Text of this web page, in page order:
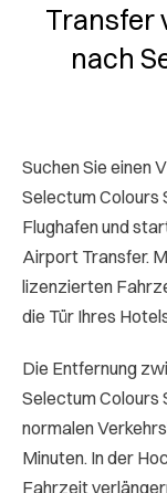
Transfer
nach
Suchen Sie einen
Selectum Colours
Flughafen und
Airport Transfer.
lizenzierten
die Tür Ihres
Die Entfernung
Selectum Colours
normalen
Minuten. In der
Fahrzeit